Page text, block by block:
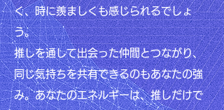
く、時に羨ましくも感じられるでしょ
う。
推しを通して出会った仲間とつながり、
同じ気持ちを共有できるのもあなたの強
み。あなたのエネルギーは、推しだけで